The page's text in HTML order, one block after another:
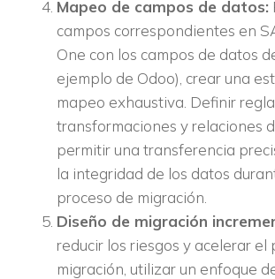
Mapeo de campos de datos:
campos correspondientes en
One con los campos de datos
ejemplo de Odoo), crear una
mapeo exhaustiva. Definir
transformaciones y relaciones
permitir una transferencia
la integridad de los datos
proceso de migración.
Diseño de migración
reducir los riesgos y acelerar el
migración, utilizar un enfoque